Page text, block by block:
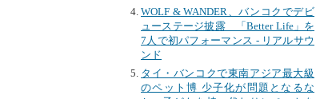
WOLF & WANDER、バンコクでデビ
ューステージ披露 「Better Life」を
7人で初パフォーマンス - リアルサウ
ンド
タイ・バンコクで東南アジア最大級
のペット博 少子化が問題となるな